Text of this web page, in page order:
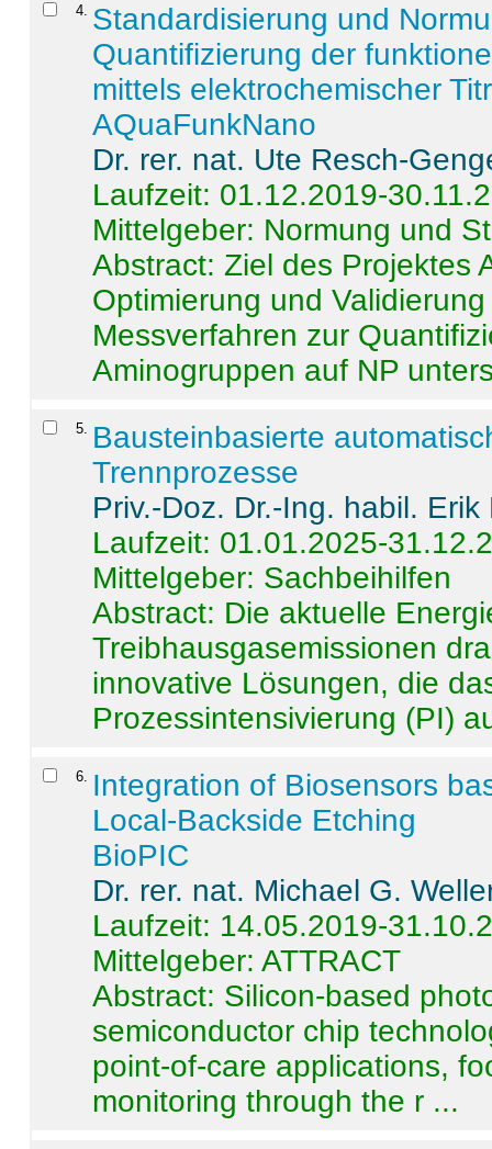
4 Standardisierung und
Quantifizierung der
mittels elektrochemischer
AQuaFunkNano
Dr. rer. nat. Ute Resch-
Laufzeit: 01.12.2019-
Mittelgeber: Normung und
Abstract:Ziel des Projektes
Optimierung und
Messverfahren zur
Aminogruppen auf NP
5
Bausteinbasierte
Trennprozesse
Priv.-Doz. Dr.-Ing. habil. Erik
Laufzeit: 01.01.2025-
Mittelgeber: Sachbeihilfen
Abstract: Die aktuelle
Treibhausgasemissionen
innovative Lösungen, die
Prozessintensivierung (PI)
6
Integration of Biosensors
Local-Backside Etching
BioPIC
Dr. rer. nat. Michael G.
Laufzeit: 14.05.2019-
Mittelgeber: ATTRACT
Abstract: Silicon-based
semiconductor chip
point-of-care applications,
monitoring through the r ...